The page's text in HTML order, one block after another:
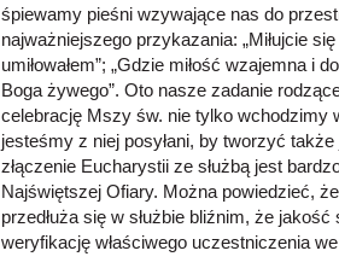
śpiewamy pieśni wzywające nas do
najważniejszego przykazania: „Miłujcie
umiłowałem”; „Gdzie miłość wzajemna i
Boga żywego”. Oto nasze zadanie
celebrację Mszy św. nie tylko wchodzimy
jesteśmy z niej posyłani, by tworzyć
złączenie Eucharystii ze służbą jest
Najświętszej Ofiary. Można powiedzieć,
przedłuża się w służbie bliźnim, że jakość
weryfikację właściwego uczestniczenia